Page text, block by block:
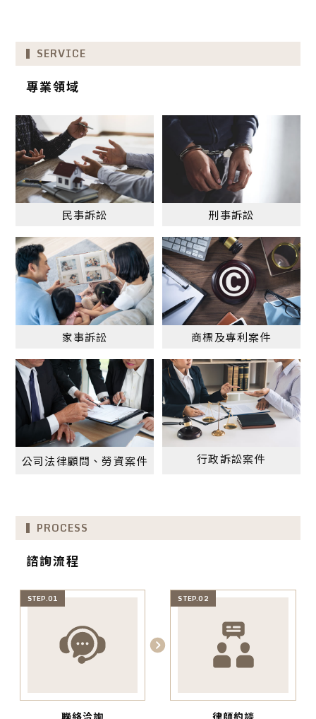
SERVICE
專業領域
民事訴訟 刑事訴訟
家事訴訟 商標及專利案件
公司法律顧問、勞資案件 行政訴訟案件
PROCESS
諮詢流程
STEP.01 STEP.02